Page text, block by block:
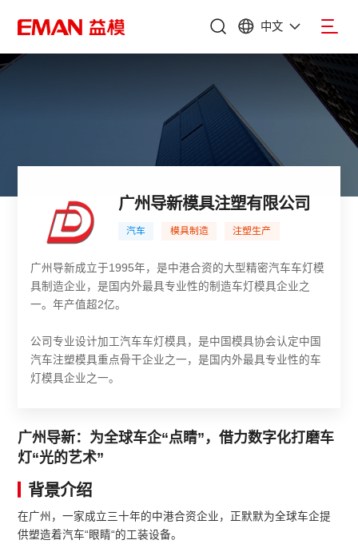
中文
广州导新模具注塑有限公司
汽车 模具制造 注塑生产
广州导新成立于1995年，是中港合资的大型精密汽车车灯模
具制造企业，是国内外最具专业性的制造车灯模具企业之
一。年产值超2亿。
公司专业设计加工汽车车灯模具，是中国模具协会认定中国
汽车注塑模具重点骨干企业之一，是国内外最具专业性的车
灯模具企业之一。
广州导新：为全球车企“点睛”，借力数字化打磨车
灯“光的艺术”
背景介绍
在广州，一家成立三十年的中港合资企业，正默默为全球车企提
供塑造着汽车“眼睛“的工装设备。